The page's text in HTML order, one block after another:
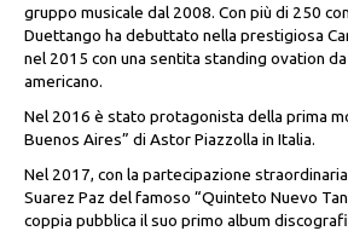
gruppo musicale dal 2008. Con più di 250
Duettango ha debuttato nella prestigiosa
nel 2015 con una sentita standing ovation
americano.
Nel 2016 è stato protagonista della prima
Buenos Aires” di Astor Piazzolla in Italia.
Nel 2017, con la partecipazione
Suarez Paz del famoso “Quinteto Nuevo
coppia pubblica il suo primo album